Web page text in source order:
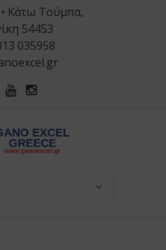
Κάτω Τούμπα,
54453
035958